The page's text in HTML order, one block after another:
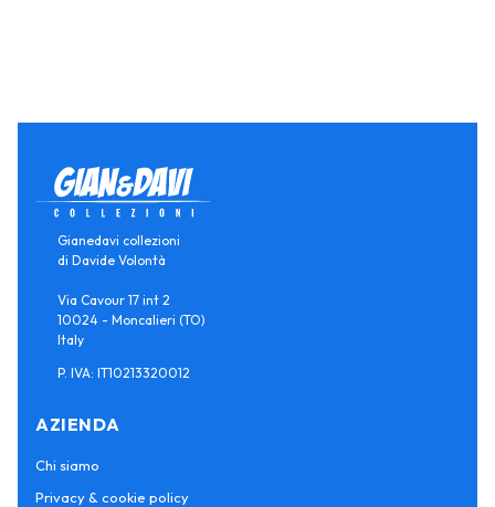
Gianedavi collezioni
di Davide Volontà
Via Cavour 17 int 2
10024 - Moncalieri (TO)
Italy
P. IVA: IT10213320012
AZIENDA
Chi siamo
Privacy & cookie policy